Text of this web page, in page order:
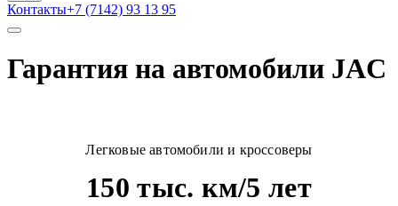
Контакты+7 (7142) 93 13 95
Гарантия на автомобили JAC
Легковые автомобили и кроссоверы
150 тыс. км/5 лет